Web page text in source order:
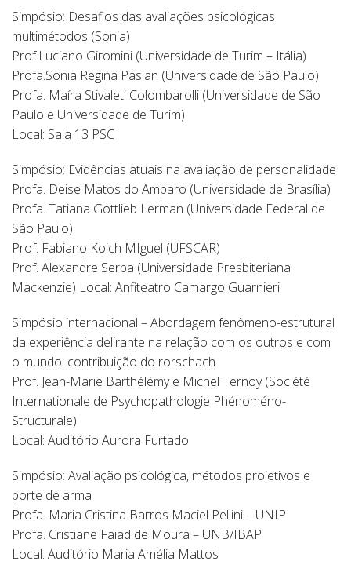
Simpósio: Desafios das avaliações psicológicas
multimétodos (Sonia)
Prof.Luciano Giromini (Universidade de Turim – Itália)
Profa.Sonia Regina Pasian (Universidade de São Paulo)
Profa. Maíra Stivaleti Colombarolli (Universidade de São
Paulo e Universidade de Turim)
Local: Sala 13 PSC
Simpósio: Evidências atuais na avaliação de personalidade
Profa. Deise Matos do Amparo (Universidade de Brasília)
Profa. Tatiana Gottlieb Lerman (Universidade Federal de
São Paulo)
Prof. Fabiano Koich MIguel (UFSCAR)
Prof. Alexandre Serpa (Universidade Presbiteriana
Mackenzie) Local: Anfiteatro Camargo Guarnieri
Simpósio internacional – Abordagem fenômeno-estrutural
da experiência delirante na relação com os outros e com
o mundo: contribuição do rorschach
Prof. Jean-Marie Barthélémy e Michel Ternoy (Société
Internationale de Psychopathologie Phénoméno-
Structurale)
Local: Auditório Aurora Furtado
Simpósio: Avaliação psicológica, métodos projetivos e
porte de arma
Profa. Maria Cristina Barros Maciel Pellini – UNIP
Profa. Cristiane Faiad de Moura – UNB/IBAP
Local: Auditório Maria Amélia Mattos